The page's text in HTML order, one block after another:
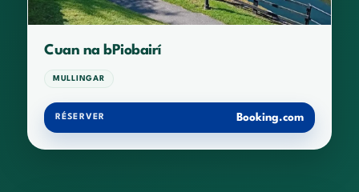
Cuan na bPiobairí
MULLINGAR
RÉSERVER Booking.com